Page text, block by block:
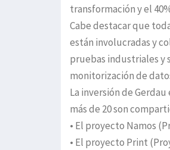
transformación y el
Cabe destacar que
están involucradas y
pruebas industriales y
monitorización de
La inversión de
más de 20 son
• El proyecto Namos
• El proyecto Print